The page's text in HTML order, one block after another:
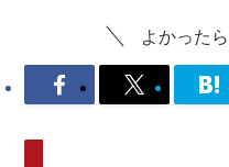
よかった